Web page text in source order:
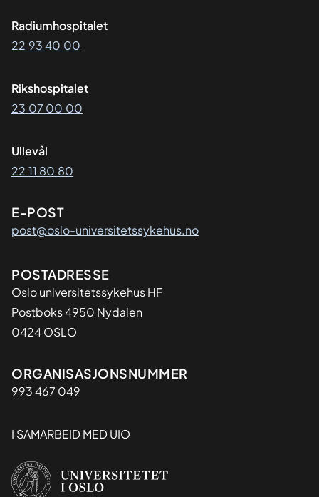
Radiumhospitalet
22 93 40 00
Rikshospitalet
23 07 00 00
Ullevål
22 11 80 80
E-POST
post@oslo-universitetssykehus.no
Adresse
POSTADRESSE
Oslo universitetssykehus HF
Postboks 4950 Nydalen
0424 OSLO
Organisasjon
ORGANISASJONSNUMMER
993 467 049
I SAMARBEID MED UIO